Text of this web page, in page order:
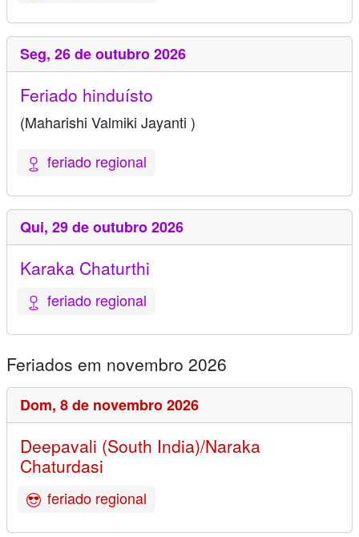
Seg, 26 de outubro 2026
Feriado hinduísto
(Maharishi Valmiki Jayanti )
feriado regional
Qui, 29 de outubro 2026
Karaka Chaturthi
feriado regional
Feriados em novembro 2026
Dom, 8 de novembro 2026
Deepavali (South India)/Naraka
Chaturdasi
feriado regional